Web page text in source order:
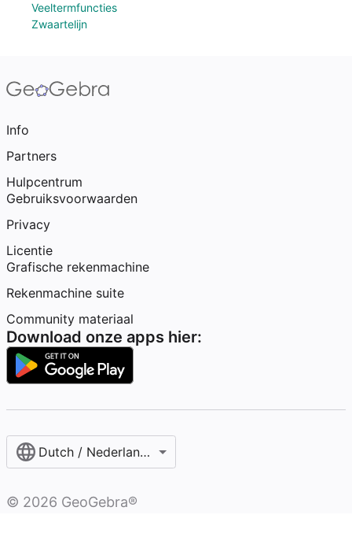
Veeltermfuncties
Zwaartelijn
Info
Partners
Hulpcentrum
Gebruiksvoorwaarden
Privacy
Licentie
Grafische rekenmachine
Rekenmachine suite
Community materiaal
Download onze apps hier:
Dutch / Nederlands‎ (België)‎
© 2026 GeoGebra®